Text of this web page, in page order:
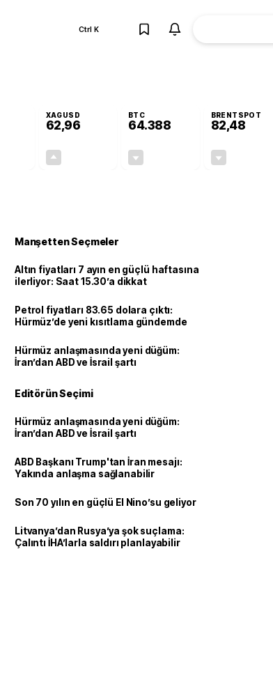
Ctrl K
XAGUSD
62,96
BTC
64.388
BRENTSPOT
82,48
Manşetten Seçmeler
Altın fiyatları 7 ayın en güçlü haftasına
ilerliyor: Saat 15.30’a dikkat
Petrol fiyatları 83.65 dolara çıktı:
Hürmüz’de yeni kısıtlama gündemde
Hürmüz anlaşmasında yeni düğüm:
İran’dan ABD ve İsrail şartı
Editörün Seçimi
Hürmüz anlaşmasında yeni düğüm:
İran’dan ABD ve İsrail şartı
ABD Başkanı Trump'tan İran mesajı:
Yakında anlaşma sağlanabilir
Son 70 yılın en güçlü El Nino’su geliyor
Litvanya’dan Rusya’ya şok suçlama:
Çalıntı İHA’larla saldırı planlayabilir